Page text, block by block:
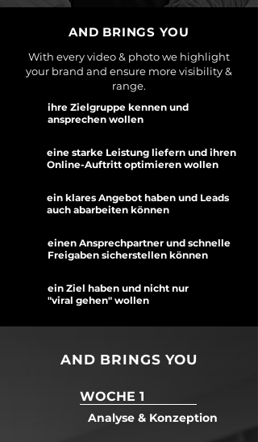
AND BRINGS YOU
With every video & photo we highlight
your brand and ensure more visibility &
range.
ihre Zielgruppe kennen und
ansprechen wollen
eine starke Leistung liefern und ihren
Online-Auftritt optimieren wollen
ein klares Angebot haben und Leads
auch abarbeiten können
einen Ansprechpartner und schnelle
Freigaben sicherstellen können
ein Ziel haben und nicht nur
"viral gehen" wollen
WOCHE 1
Analyse & Konzeption
AND BRINGS YOU